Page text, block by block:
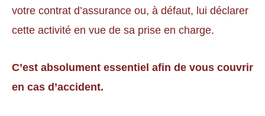
votre contrat d’assurance ou, à défaut, lui déclarer
cette activité en vue de sa prise en charge.
C’est absolument essentiel afin de vous couvrir
en cas d’accident.